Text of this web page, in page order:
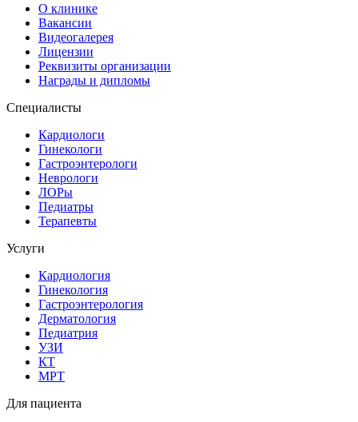
О клинике
Вакансии
Видеогалерея
Лицензии
Реквизиты организации
Награды и дипломы
Специалисты
Кардиологи
Гинекологи
Гастроэнтерологи
Неврологи
ЛОРы
Педиатры
Терапевты
Услуги
Кардиология
Гинекология
Гастроэнтерология
Дерматология
Педиатрия
УЗИ
КТ
МРТ
Для пациента